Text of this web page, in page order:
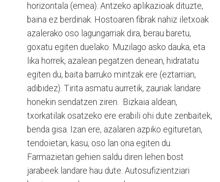
horizontala (emea). Antzeko aplikazioak dituzte,
baina ez berdinak. Hostoaren fibrak nahiz iletxoak
azalerako oso lagungarriak dira, berau baretu,
goxatu egiten duelako. Muzilago asko dauka, eta
lika horrek, azalean pegatzen denean, hidratatu
egiten du, baita barruko mintzak ere (eztarrian,
adibidez). Tirita asmatu aurretik, zauriak landare
honekin sendatzen ziren. Bizkaia aldean,
txorkatilak osatzeko ere erabili ohi dute zenbaitek,
benda gisa. Izan ere, azalaren azpiko egituretan,
tendoietan, kasu, oso lan ona egiten du.
Farmazietan gehien saldu diren lehen bost
jarabeek landare hau dute. Autosufizientziari